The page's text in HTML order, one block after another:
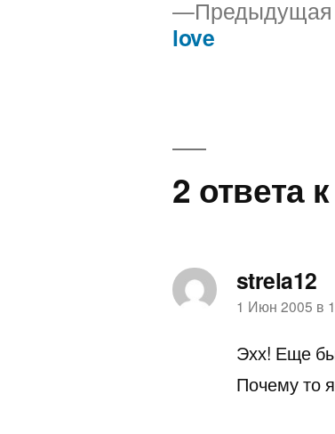
Навигация
записям
Предыдущая
love
2 ответа
strela12
пишет:
1 Июн 2005 в
Эхх! Еще
Почему то